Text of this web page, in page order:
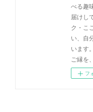
べる趣
届けし
ク・こ
い、自
います
ご縁を
フ